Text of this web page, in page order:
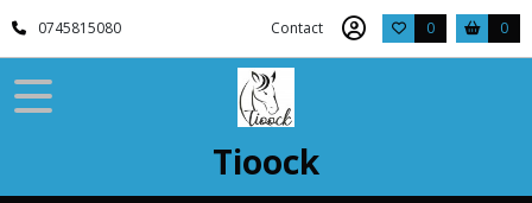
0745815080 Contact 0 0
Tioock